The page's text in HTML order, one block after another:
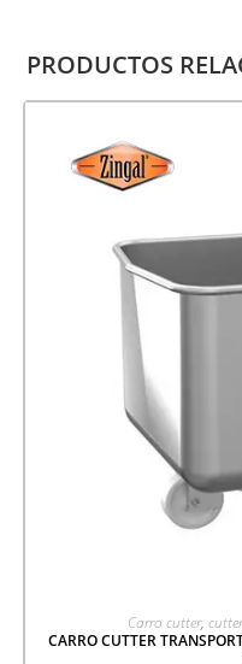
PRODUCTOS
Carro cutter,
CARRO CUTTER